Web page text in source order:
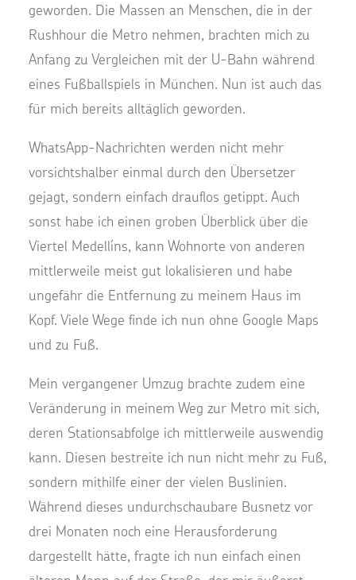
geworden. Die Massen an Menschen, die in der
Rushhour die Metro nehmen, brachten mich zu
Anfang zu Vergleichen mit der U-Bahn während
eines Fußballspiels in München. Nun ist auch das
für mich bereits alltäglich geworden.
WhatsApp-Nachrichten werden nicht mehr
vorsichtshalber einmal durch den Übersetzer
gejagt, sondern einfach drauflos getippt. Auch
sonst habe ich einen groben Überblick über die
Viertel Medellíns, kann Wohnorte von anderen
mittlerweile meist gut lokalisieren und habe
ungefähr die Entfernung zu meinem Haus im
Kopf. Viele Wege finde ich nun ohne Google Maps
und zu Fuß.
Mein vergangener Umzug brachte zudem eine
Veränderung in meinem Weg zur Metro mit sich,
deren Stationsabfolge ich mittlerweile auswendig
kann. Diesen bestreite ich nun nicht mehr zu Fuß,
sondern mithilfe einer der vielen Buslinien.
Während dieses undurchschaubare Busnetz vor
drei Monaten noch eine Herausforderung
dargestellt hätte, fragte ich nun einfach einen